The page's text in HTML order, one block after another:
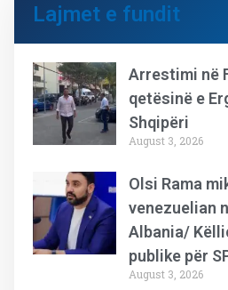
Lajmet e fundit
Arrestimi në
qetësinë e
Shqipëri
August 3, 2026
Olsi Rama
venezuelian
Albania/
publike për
August 3, 2026